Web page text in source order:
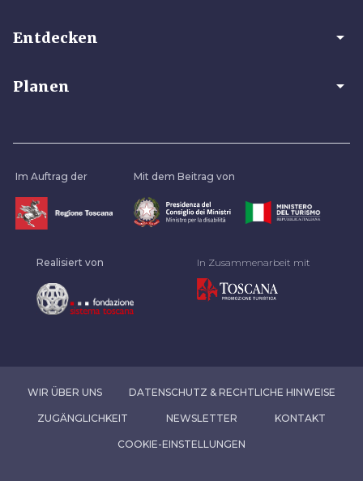
Entdecken arrow_drop_down
Planen arrow_drop_down
Im Auftrag der Mit dem Beitrag von
Realisiert von In Zusammenarbeit mit
WIR ÜBER UNS DATENSCHUTZ & RECHTLICHE HINWEISE
ZUGÄNGLICHKEIT NEWSLETTER KONTAKT
COOKIE-EINSTELLUNGEN